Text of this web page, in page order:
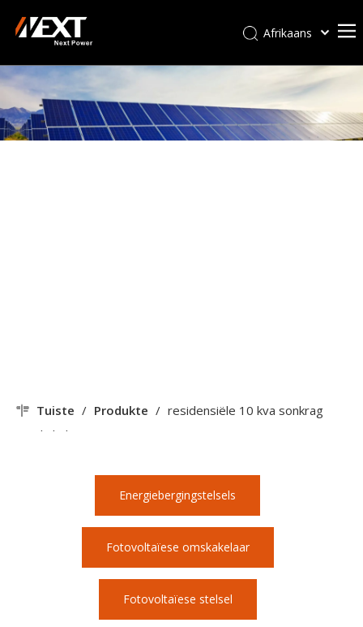
Afrikaans
Italiano
Deutsch
Tuiste / Produkte / residensiële 10 kva sonkrag
omskakelaar
Energiebergingstelsels
Fotovoltaïese omskakelaar
Fotovoltaïese stelsel